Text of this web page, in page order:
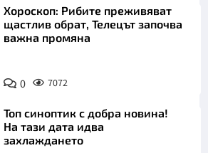
Хороскоп: Рибите преживяват
щастлив обрат, Телецът започва
важна промяна
0 7072
Топ синоптик с добра новина!
На тази дата идва
захлаждането